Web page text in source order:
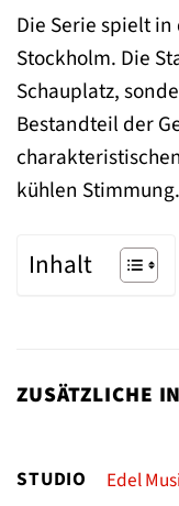
Die Serie spielt
Stockholm. Die
Schauplatz,
Bestandteil der
kühlen Stimmung.
Inhalt
ZUSÄTZLICHE
STUDIO Edel